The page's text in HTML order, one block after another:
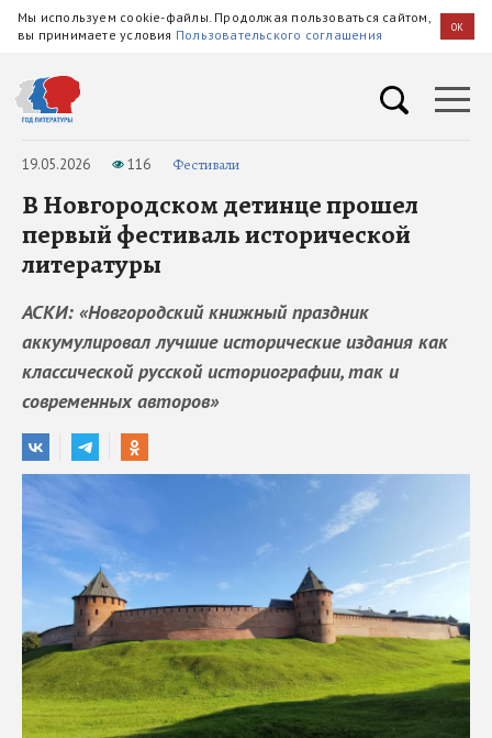
Мы используем cookie-файлы. Продолжая пользоваться сайтом,
вы принимаете условия Пользовательского соглашения OK
19.05.2026 116 Фестивали
В Новгородском детинце прошел
первый фестиваль исторической
литературы
АСКИ: «Новгородский книжный праздник
аккумулировал лучшие исторические издания как
классической русской историографии, так и
современных авторов»